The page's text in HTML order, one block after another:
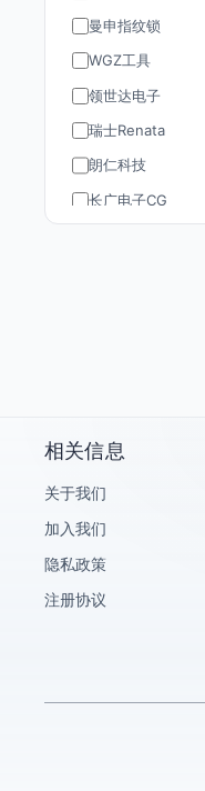
曼申指纹锁
WGZ工具
领世达电子
瑞士Renata
朗仁科技
长广电子CG
科桔
相关信息
关于我们
加入我们
隐私政策
注册协议